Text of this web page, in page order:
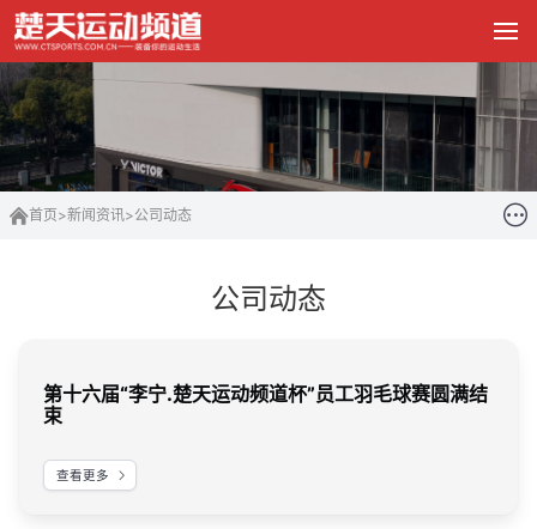
首页>新闻资讯>公司动态
公司动态
第十六届“李宁.楚天运动频道杯”员工羽毛球赛圆满结
束
查看更多